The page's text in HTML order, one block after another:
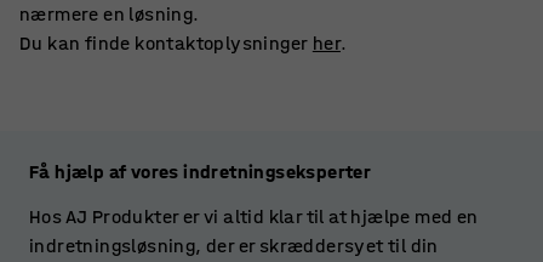
nærmere en løsning.
Du kan finde kontaktoplysninger her.
Få hjælp af vores indretningseksperter
Hos AJ Produkter er vi altid klar til at hjælpe med en
indretningsløsning, der er skræddersyet til din